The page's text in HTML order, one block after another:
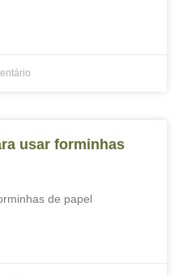
usar forminhas
de papel